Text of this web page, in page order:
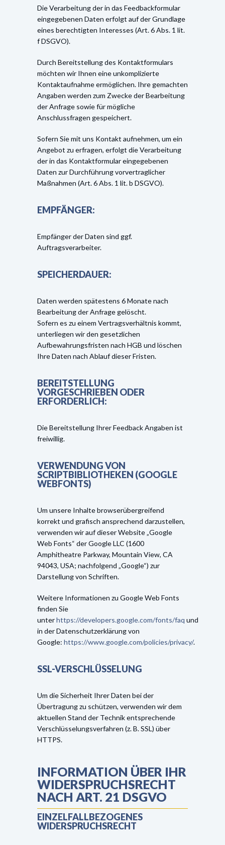
Die Verarbeitung der in das Feedbackformular
eingegebenen Daten erfolgt auf der Grundlage
eines berechtigten Interesses (Art. 6 Abs. 1 lit.
f DSGVO).
Durch Bereitstellung des Kontaktformulars
möchten wir Ihnen eine unkomplizierte
Kontaktaufnahme ermöglichen. Ihre gemachten
Angaben werden zum Zwecke der Bearbeitung
der Anfrage sowie für mögliche
Anschlussfragen gespeichert.
Sofern Sie mit uns Kontakt aufnehmen, um ein
Angebot zu erfragen, erfolgt die Verarbeitung
der in das Kontaktformular eingegebenen
Daten zur Durchführung vorvertraglicher
Maßnahmen (Art. 6 Abs. 1 lit. b DSGVO).
EMPFÄNGER:
Empfänger der Daten sind ggf.
Auftragsverarbeiter.
SPEICHERDAUER:
Daten werden spätestens 6 Monate nach
Bearbeitung der Anfrage gelöscht.
Sofern es zu einem Vertragsverhältnis kommt,
unterliegen wir den gesetzlichen
Aufbewahrungsfristen nach HGB und löschen
Ihre Daten nach Ablauf dieser Fristen.
BEREITSTELLUNG
VORGESCHRIEBEN ODER
ERFORDERLICH:
Die Bereitstellung Ihrer Feedback Angaben ist
freiwillig.
VERWENDUNG VON
SCRIPTBIBLIOTHEKEN (GOOGLE
WEBFONTS)
Um unsere Inhalte browserübergreifend
korrekt und grafisch ansprechend darzustellen,
verwenden wir auf dieser Website „Google
Web Fonts“ der Google LLC (1600
Amphitheatre Parkway, Mountain View, CA
94043, USA; nachfolgend „Google“) zur
Darstellung von Schriften.
Weitere Informationen zu Google Web Fonts
finden Sie
unterhttps://developers.google.com/fonts/faq und
in der Datenschutzerklärung von
Google: https://www.google.com/policies/privacy/.
SSL-VERSCHLÜSSELUNG
Um die Sicherheit Ihrer Daten bei der
Übertragung zu schützen, verwenden wir dem
aktuellen Stand der Technik entsprechende
Verschlüsselungsverfahren (z. B. SSL) über
HTTPS.
INFORMATION ÜBER IHR
WIDERSPRUCHSRECHT
NACH ART. 21 DSGVO
EINZELFALLBEZOGENES
WIDERSPRUCHSRECHT